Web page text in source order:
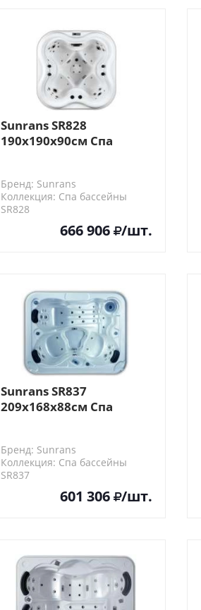
Sunrans SR828
190х190х90см Спа
Бренд: Sunrans
Коллекция: Спа бассейны
SR828
666 906 /шт.
Sunrans SR837
209х168х88см Спа
Бренд: Sunrans
Коллекция: Спа бассейны
SR837
601 306 /шт.